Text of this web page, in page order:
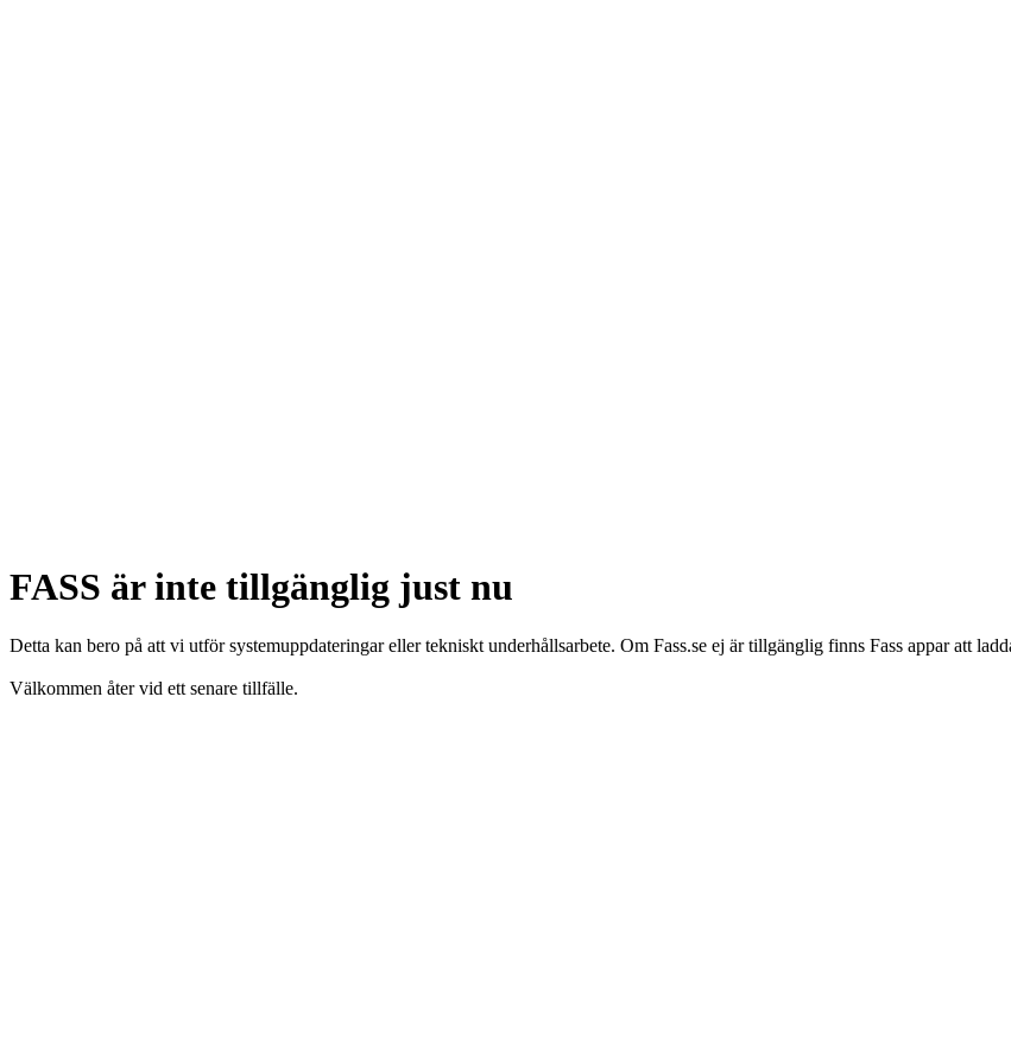
FASS är inte tillgänglig just nu
Detta kan bero på att vi utför systemuppdateringar eller tekniskt underhållsarbete. Om Fass.se ej är tillgänglig finns Fass appar att
Välkommen åter vid ett senare tillfälle.